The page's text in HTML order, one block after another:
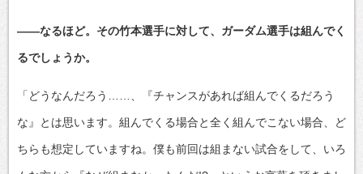
――なるほど。その竹本選手に対して、ガーダム選手は組んでく
るでしょうか。
「どうなんだろう……、『チャンスがあれば組んでくるだろう
な』とは思います。組んでくる場合と全く組んでこない場合、ど
ちらも想定していますね。僕も前回は組まない試合をして、いろ